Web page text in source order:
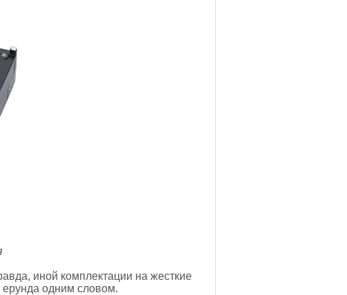
иной комплектации на жесткие
ерунда одним словом.